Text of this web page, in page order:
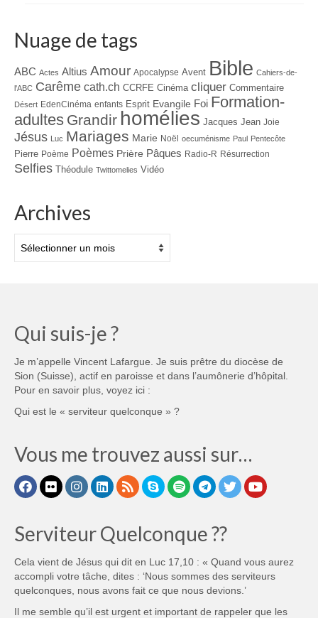
Nuage de tags
ABC Actes Altius Amour Apocalypse Avent Bible Cahiers-de-
l'ABC Carême cath.ch CCRFE Cinéma cliquer Commentaire
Désert EdenCinéma enfants Esprit Evangile Foi Formation-
adultes Grandir homélies Jacques Jean Joie
Jésus Luc Mariages Marie Noël oecuménisme Paul Pentecôte
Pierre Poème Poèmes Prière Pâques Radio-R Résurrection
Selfies Théodule Twittomelies Vidéo
Archives
Qui suis-je ?
Je m’appelle Vincent Lafargue. Je suis prêtre du diocèse de
Sion (Suisse), actif en paroisse et dans l’aumônerie d’hôpital.
Pour en savoir plus, voyez ici :
Qui est le « serviteur quelconque » ?
Vous me trouvez aussi sur…
Serviteur Quelconque ??
Cela vient de Jésus qui dit en Luc 17,10 : « Quand vous aurez
accompli votre tâche, dites : ‘Nous sommes des serviteurs
quelconques, nous avons fait ce que nous devions.’
Il me semble qu’il est urgent et important de rappeler que les